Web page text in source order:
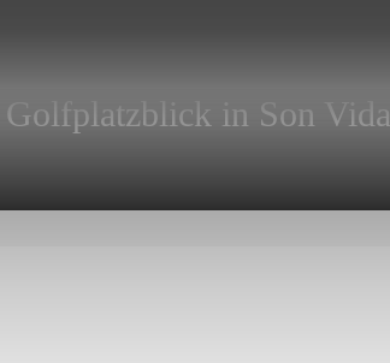
in Son Vida